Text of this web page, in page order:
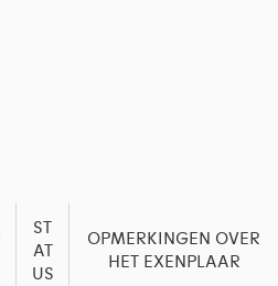
ST
AT
US
OPMERKINGEN OVER
HET EXENPLAAR